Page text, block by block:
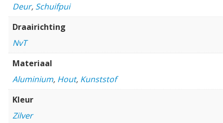
Deur, Schuifpui
Draairichting
NvT
Materiaal
Aluminium, Hout, Kunststof
Kleur
Zilver